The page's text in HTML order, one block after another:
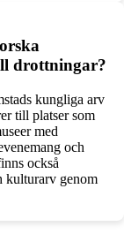
drottningar?
kungliga arv
till platser som
med
och
också
kulturarv genom